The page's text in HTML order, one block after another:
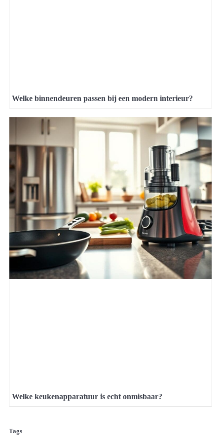
Welke binnendeuren passen bij een modern interieur?
Welke keukenapparatuur is echt onmisbaar?
Tags